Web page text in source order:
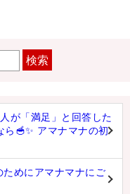
検索
が「満足」と回答した
ら🥣✨ アマナマナの初
めにアマナマナにご